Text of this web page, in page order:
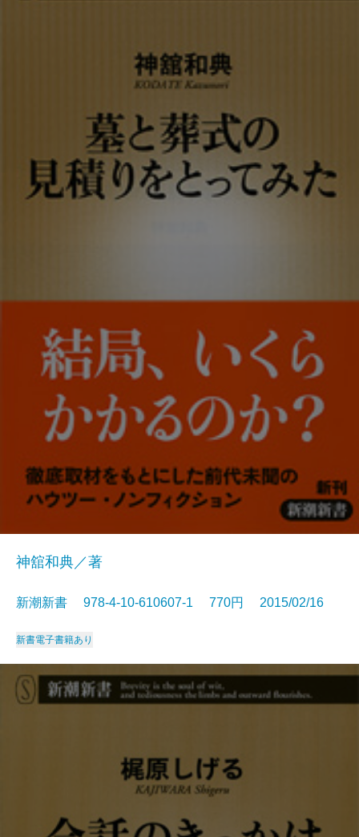
神舘和典／著
新潮新書 978-4-10-610607-1 770円 2015/02/16
新書電子書籍あり